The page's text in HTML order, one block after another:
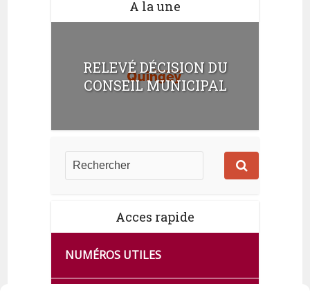
A la une
RELEVÉ DÉCISION DU
CONSEIL MUNICIPAL
Acces rapide
NUMÉROS UTILES